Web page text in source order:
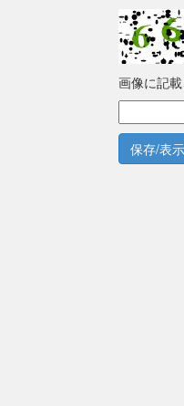
画像に記
保存/表示